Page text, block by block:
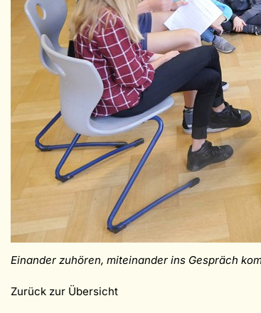
Einander zuhören, miteinander ins Gespräch
Zurück zur Übersicht